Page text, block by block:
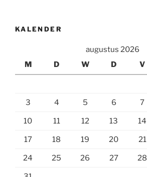
KALENDER
augustus 2026
M
D W D V
3 4 5 6 7
10 11 12 13 14
17 18 19 20 21
24 25 26 27 28